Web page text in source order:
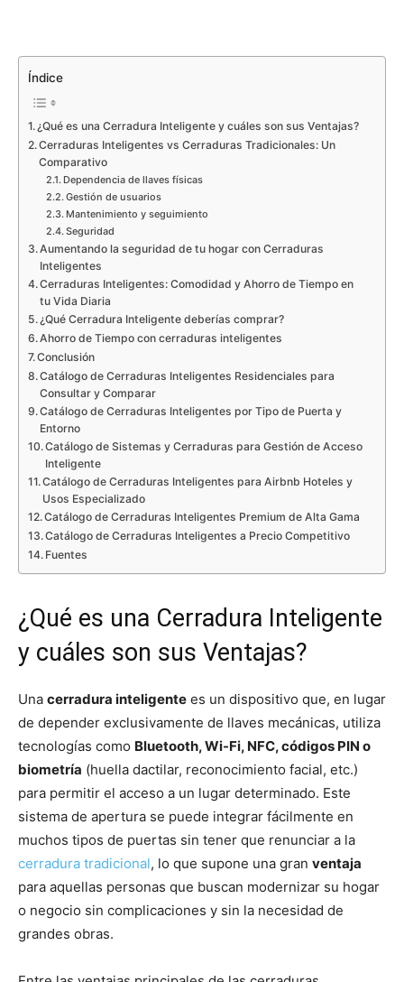
Índice
¿Qué es una Cerradura Inteligente y cuáles son sus Ventajas?
Cerraduras Inteligentes vs Cerraduras Tradicionales: Un
Comparativo
Dependencia de llaves físicas
Gestión de usuarios
Mantenimiento y seguimiento
Seguridad
Aumentando la seguridad de tu hogar con Cerraduras
Inteligentes
Cerraduras Inteligentes: Comodidad y Ahorro de Tiempo en
tu Vida Diaria
¿Qué Cerradura Inteligente deberías comprar?
Ahorro de Tiempo con cerraduras inteligentes
Conclusión
Catálogo de Cerraduras Inteligentes Residenciales para
Consultar y Comparar
Catálogo de Cerraduras Inteligentes por Tipo de Puerta y
Entorno
Catálogo de Sistemas y Cerraduras para Gestión de Acceso
Inteligente
Catálogo de Cerraduras Inteligentes para Airbnb Hoteles y
Usos Especializado
Catálogo de Cerraduras Inteligentes Premium de Alta Gama
Catálogo de Cerraduras Inteligentes a Precio Competitivo
Fuentes
¿Qué es una Cerradura Inteligente
y cuáles son sus Ventajas?
Una cerradura inteligente es un dispositivo que, en lugar
de depender exclusivamente de llaves mecánicas, utiliza
tecnologías como Bluetooth, Wi-Fi, NFC, códigos PIN o
biometría (huella dactilar, reconocimiento facial, etc.)
para permitir el acceso a un lugar determinado. Este
sistema de apertura se puede integrar fácilmente en
muchos tipos de puertas sin tener que renunciar a la
cerradura tradicional, lo que supone una gran ventaja
para aquellas personas que buscan modernizar su hogar
o negocio sin complicaciones y sin la necesidad de
grandes obras.